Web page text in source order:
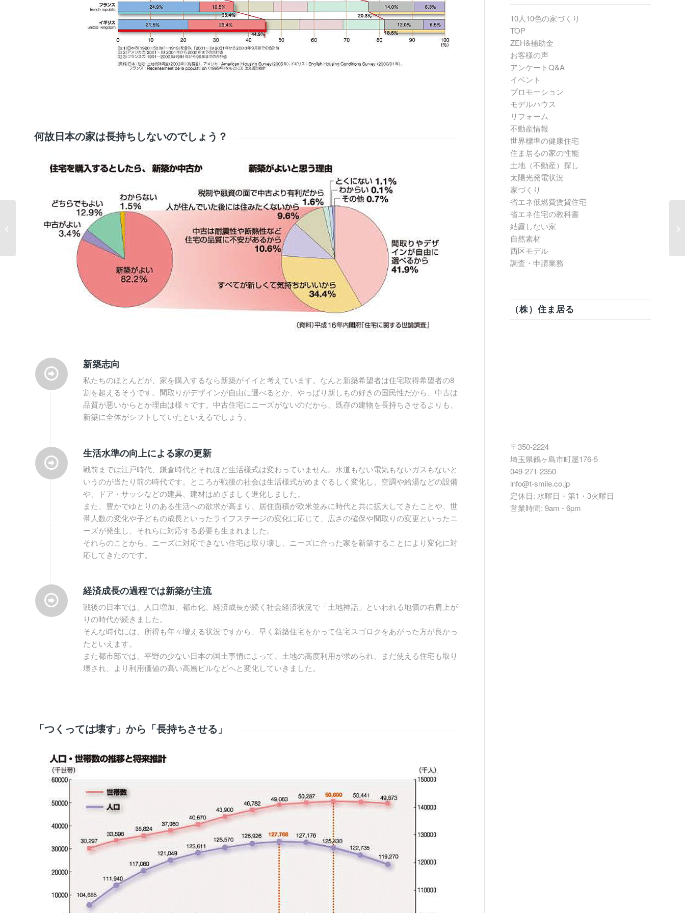
何故日本の家は長持ちしないのでしょう？
新築志向
私たちのほとんどが、家を購入するなら新築がイイと考えています。なんと新築希望者は住宅取得希望者の8
割を超えるそうです。間取りがデザインが自由に選べるとか、やっぱり新しもの好きの国民性だから、中古は
品質が悪いからとか理由は様々です。中古住宅にニーズがないのだから、既存の建物を長持ちさせるよりも、
新築に全体がシフトしていたといえるでしょう。
生活水準の向上による家の更新
戦前までは江戸時代、鎌倉時代とそれほど生活様式は変わっていません。水道もない電気もないガスもないと
いうのが当たり前の時代です。ところが戦後の社会は生活様式がめまぐるしく変化し、空調や給湯などの設備
や、ドア・サッシなどの建具、建材はめざましく進化しました。
また、豊かでゆとりのある生活への欲求が高まり、居住面積が欧米並みに時代と共に拡大してきたことや、世
帯人数の変化や子どもの成長といったライフステージの変化に応じて、広さの確保や間取りの変更といったニ
ーズが発生し、それらに対応する必要も生まれました。
それらのことから、ニーズに対応できない住宅は取り壊し、ニーズに合った家を新築することにより変化に対
応してきたのです。
経済成長の過程では新築が主流
戦後の日本では、人口増加、都市化、経済成長が続く社会経済状況で「土地神話」といわれる地価の右肩上が
りの時代が続きました。
そんな時代には、所得も年々増える状況ですから、早く新築住宅をかって住宅スゴロクをあがった方が良かっ
たといえます。
また都市部では、平野の少ない日本の国土事情によって、土地の高度利用が求められ、まだ使える住宅も取り
壊され、より利用価値の高い高層ビルなどへと変化していきました。
「つくっては壊す」から「長持ちさせる」
10人10色の家づくり
TOP
ZEH&補助金
お客様の声
アンケートQ&A
イベント
プロモーション
モデルハウス
リフォーム
不動産情報
世界標準の健康住宅
住ま居るの家の性能
土地（不動産）探し
太陽光発電状況
家づくり
省エネ低燃費賃貸住宅
省エネ住宅の教科書
結露しない家
自然素材
西区モデル
調査・申請業務
（株）住ま居る
〒350-2224
埼玉県鶴ヶ島市町屋176-5
049-271-2350
info@t-smile.co.jp
定休日: 水曜日・第1・3火曜日
営業時間: 9am - 6pm
体質が変わる！？温度
差のない自然素材の家
告